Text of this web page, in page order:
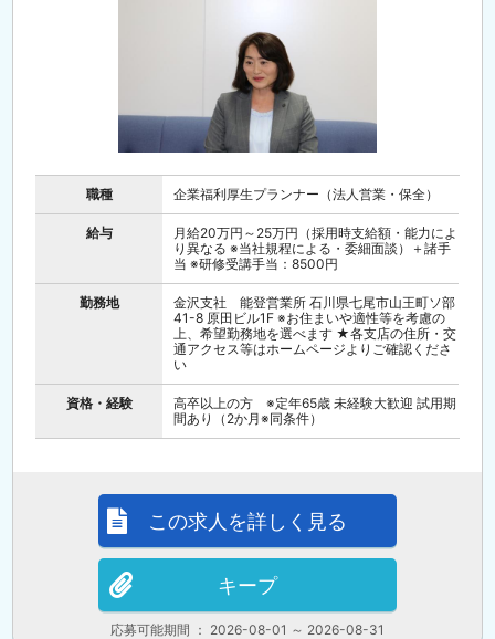
職種 企業福利厚生プランナー（法人営業・保全）
給与
月給20万円～25万円（採用時支給額・能力によ
り異なる ※当社規程による・委細面談）＋諸手
当 ※研修受講手当：8500円
勤務地
金沢支社 能登営業所 石川県七尾市山王町ソ部
41-8 原田ビル1F ※お住まいや適性等を考慮の
上、希望勤務地を選べます ★各支店の住所・交
通アクセス等はホームページよりご確認くださ
い
資格・経験
高卒以上の方 ※定年65歳 未経験大歓迎 試用期
間あり（2か月※同条件）
応募可能期間 ： 2026-08-01 ～ 2026-08-31
この求人を詳しく見る
キープ